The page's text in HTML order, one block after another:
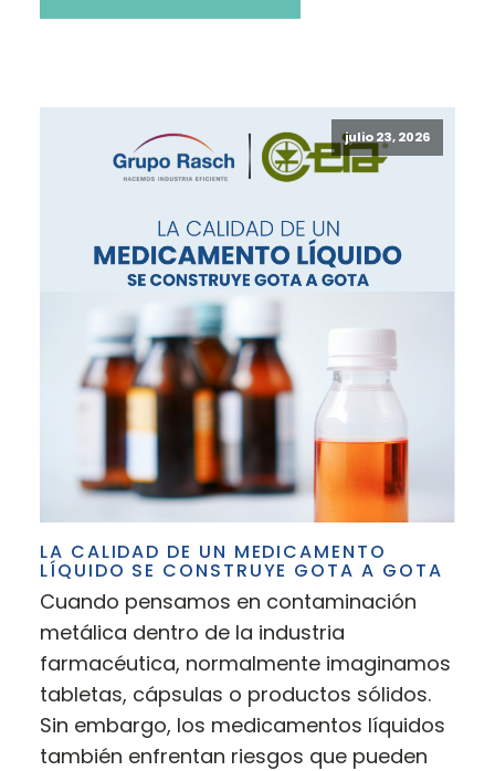
julio 23, 2026
LA CALIDAD DE UN MEDICAMENTO
LÍQUIDO SE CONSTRUYE GOTA A GOTA
Cuando pensamos en contaminación
metálica dentro de la industria
farmacéutica, normalmente imaginamos
tabletas, cápsulas o productos sólidos.
Sin embargo, los medicamentos líquidos
también enfrentan riesgos que pueden